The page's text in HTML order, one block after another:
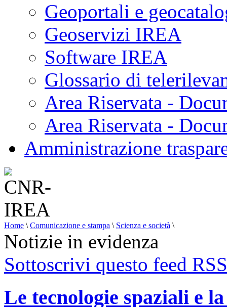
Geoportali e
Geoservizi IREA
Software IREA
Glossario di
Area Riservata -
Area Riservata -
Amministrazione
Home \ Comunicazione e stampa \ Scienza e società \
Notizie in evidenza
Sottoscrivi questo feed RSS
Le tecnologie spaziali e